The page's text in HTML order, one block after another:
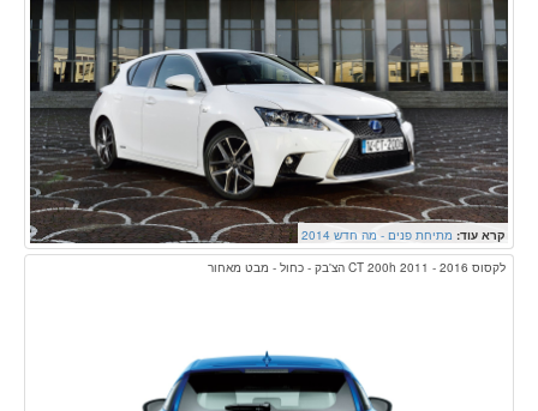
קרא עוד: מתיחת פנים - מה חדש 2014
לקסוס CT 200h 2011 - 2016 הצ'בק - כחול - מבט מאחור